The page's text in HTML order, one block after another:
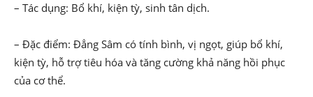
– Tác dụng: Bổ khí, kiện tỳ, sinh tân dịch.
– Đặc điểm: Đẳng Sâm có tính bình, vị ngọt, giúp bổ khí,
kiện tỳ, hỗ trợ tiêu hóa và tăng cường khả năng hồi phục
của cơ thể.